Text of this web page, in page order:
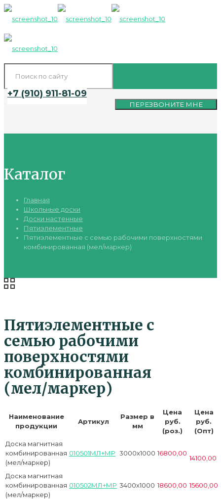
+7 (910) 911-81-09
ПЕРЕЗВОНИТЕ МНЕ
Каталог
Главная
Школьные доски
Доски настенные
Пятиэлементные
Пятиэлементные с семью рабочими поверхностями
комбинированная (мел/маркер)
Пятиэлементные с
семью рабочими
поверхностями
комбинированная
(мел/маркер)
Наименование
продукции
Артикул
Размер в
мм
Цена
руб.
(роз.)
Цена
руб.
(Опт)
Доска магнитная
комбинированная
(мел/маркер)
010501МЛ+МР 3000х1000 16800,00
14100,00
Доска магнитная
комбинированная
(мел/маркер)
010502МЛ+МР 3400х1000 18600,00 15600,00